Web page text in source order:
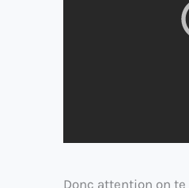
Donc attention on